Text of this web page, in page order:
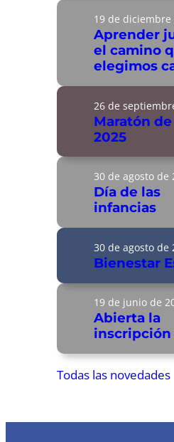
19 de diciembre
Aprender
el camino
elegimos
26 de
Maratón
2025
30 de agosto de
Día de las
infancias
30 de agosto de
Bienestar
19 de junio de
Abierta la
inscripción
Todas las novedades